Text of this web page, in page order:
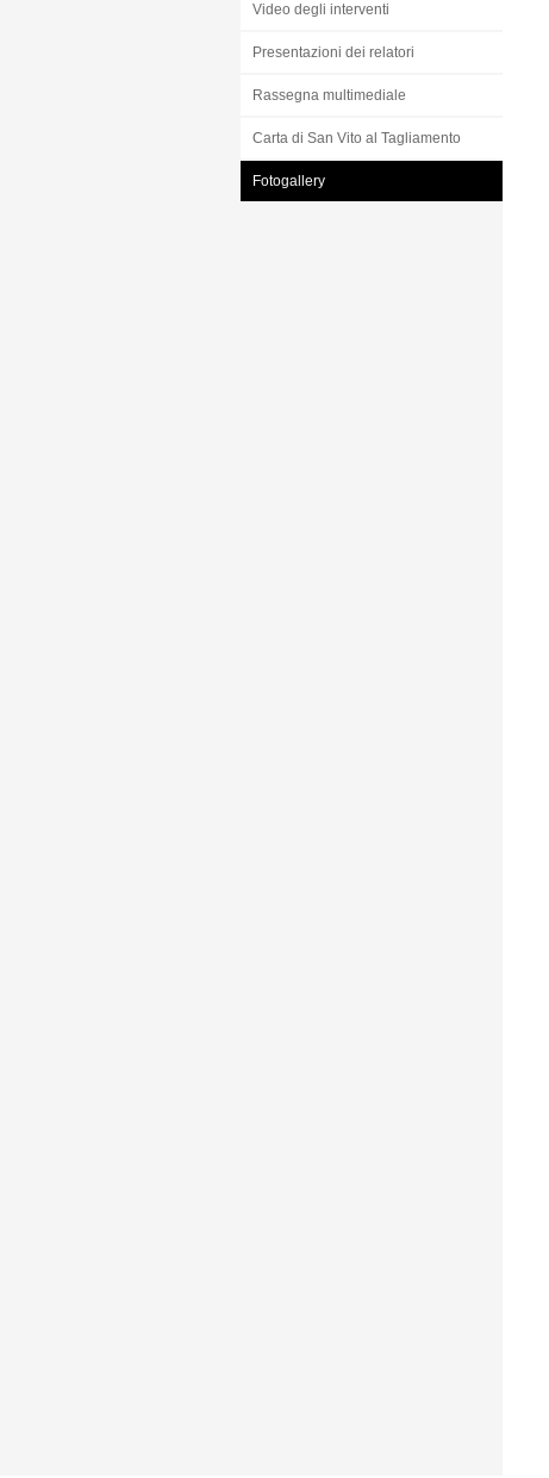
Video degli interventi
Presentazioni dei relatori
Rassegna multimediale
Carta di San Vito al Tagliamento
Fotogallery